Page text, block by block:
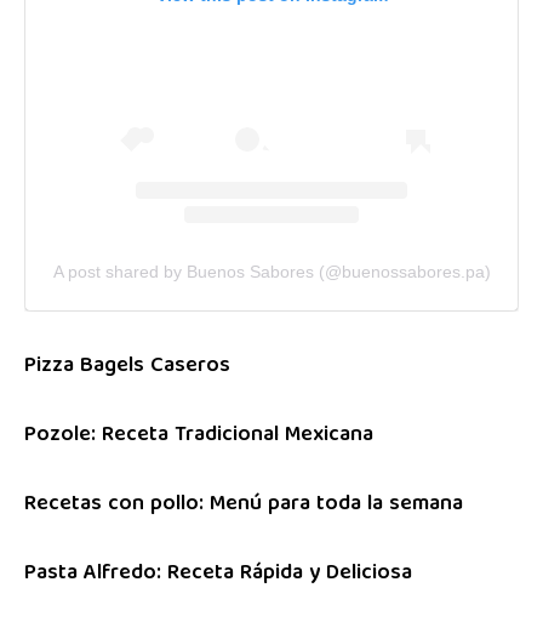
A post shared by Buenos Sabores (@buenossabores.pa)
Pizza Bagels Caseros
Pozole: Receta Tradicional Mexicana
Recetas con pollo: Menú para toda la semana
Pasta Alfredo: Receta Rápida y Deliciosa